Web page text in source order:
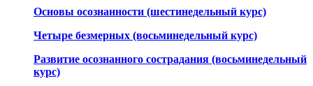
Основы осознанности (шестинедельный курс)
Четыре безмерных (восьминедельный курс)
Развитие осознанного сострадания (восьминедельный
курс)